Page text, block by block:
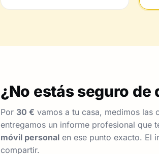
¿No estás seguro
Por 30 € vamos a tu casa, medimos las
entregamos un informe profesional
móvil personal en ese punto exacto. El
compartir.